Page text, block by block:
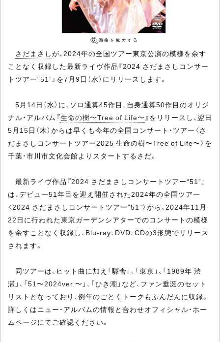
さだまさしが、2024年の全国ツアー東京公演の模様を余す
ことなく収録した最新ライヴ作品『2024 さだまさしコンサー
トツアー“51”』を7月9日（水）にリリースします。
5月14日（水）に、ソロ通算45作目、自身通算50作目のオリジ
ナル・アルバム『生命の樹〜Tree of Life〜』をリリースし、翌日
5月15日（木）からは早くも今年の全国コンサート・ツアー〈さ
だまさしコンサートツアー2025 生命の樹〜Tree of Life〜〉を
千葉・市川市文化会館よりスタートするさだ。
最新ライヴ作品『2024 さだまさしコンサートツアー“51”』
は、デビュー51年目を迎え開催された2024年の全国ツアー
〈2024 さだまさしコンサートツアー”51”〉から、2024年11月
22日に行われた東京ガーデンシアターでのコンサートの模様
を余すことなく収録し、Blu-ray、DVD、CDの3形態でリリース
されます。
同ツアーは、ヒット曲に加え「驛舎」、「東京」、「1989年 渋
滞」、「51〜2024ver.〜」、「ひき潮」など、ファン垂涎のセット
リストとなっており、例年のごとくトークもふんだんに収録。
詳しくはニュー・アルバムの情報と合わせオフィシャル・ホー
ムページにてご確認ください。